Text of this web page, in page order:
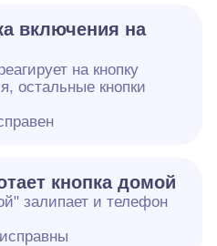
включения на
на кнопку
остальные кнопки
кнопка домой
залипает и телефон